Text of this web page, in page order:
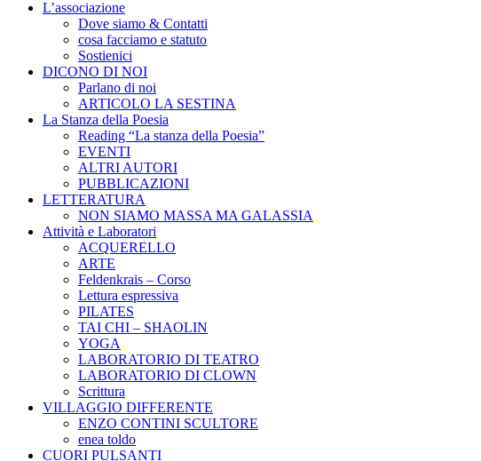
L’associazione
Dove siamo & Contatti
cosa facciamo e statuto
Sostienici
DICONO DI NOI
Parlano di noi
ARTICOLO LA SESTINA
La Stanza della Poesia
Reading “La stanza della Poesia”
EVENTI
ALTRI AUTORI
PUBBLICAZIONI
LETTERATURA
NON SIAMO MASSA MA GALASSIA
Attività e Laboratori
ACQUERELLO
ARTE
Feldenkrais – Corso
Lettura espressiva
PILATES
TAI CHI – SHAOLIN
YOGA
LABORATORIO DI TEATRO
LABORATORIO DI CLOWN
Scrittura
VILLAGGIO DIFFERENTE
ENZO CONTINI SCULTORE
enea toldo
CUORI PULSANTI